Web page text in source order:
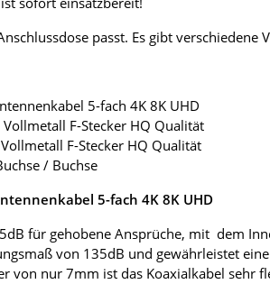
passt. Es gibt verschiedene
5-fach 4K 8K UHD
F-Stecker HQ Qualität
F-Stecker HQ Qualität
/ Buchse
5-fach 4K 8K UHD
für gehobene Ansprüche, mit dem
von 135dB und gewährleistet
von nur 7mm ist das Koaxialkabel sehr